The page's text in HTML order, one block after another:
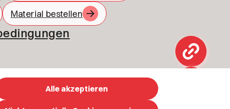
Material bestellen
Alle akzeptieren